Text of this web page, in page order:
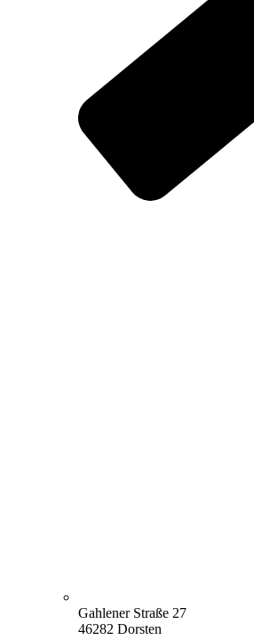
Gahlener Straße 27
46282 Dorsten